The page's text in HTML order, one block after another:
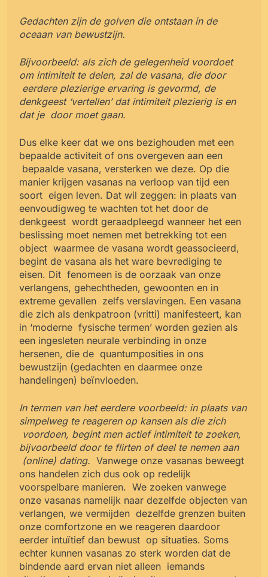
Gedachten zijn de golven die ontstaan in de
oceaan van bewustzijn.
Bijvoorbeeld: als zich de gelegenheid voordoet
om intimiteit te delen, zal de vasana, die door
eerdere plezierige ervaring is gevormd, de
denkgeest ‘vertellen’ dat intimiteit plezierig is en
dat je door moet gaan.
Dus elke keer dat we ons bezighouden met een
bepaalde activiteit of ons overgeven aan een
bepaalde vasana, versterken we deze. Op die
manier krijgen vasanas na verloop van tijd een
soort eigen leven. Dat wil zeggen: in plaats van
eenvoudigweg te wachten tot het door de
denkgeest wordt geraadpleegd wanneer het een
beslissing moet nemen met betrekking tot een
object waarmee de vasana wordt geassocieerd,
begint de vasana als het ware bevrediging te
eisen. Dit fenomeen is de oorzaak van onze
verlangens, gehechtheden, gewoonten en in
extreme gevallen zelfs verslavingen. Een vasana
die zich als denkpatroon (vritti) manifesteert, kan
in ‘moderne fysische termen’ worden gezien als
een ingesleten neurale verbinding in onze
hersenen, die de quantumposities in ons
bewustzijn (gedachten en daarmee onze
handelingen) beïnvloeden.
In termen van het eerdere voorbeeld: in plaats van
simpelweg te reageren op kansen als die zich
voordoen, begint men actief intimiteit te zoeken,
bijvoorbeeld door te flirten of deel te nemen aan
(online) dating. Vanwege onze vasanas beweegt
ons handelen zich dus ook op redelijk
voorspelbare manieren. We zoeken vanwege
onze vasanas namelijk naar dezelfde objecten van
verlangen, we vermijden dezelfde grenzen buiten
onze comfortzone en we reageren daardoor
eerder intuïtief dan bewust op situaties. Soms
echter kunnen vasanas zo sterk worden dat de
bindende aard ervan niet alleen iemands